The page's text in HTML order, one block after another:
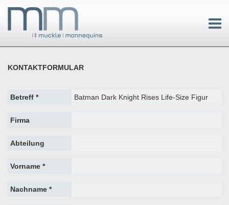
KONTAKTFORMULAR
Betreff *
Firma
Abteilung
Vorname *
Nachname *